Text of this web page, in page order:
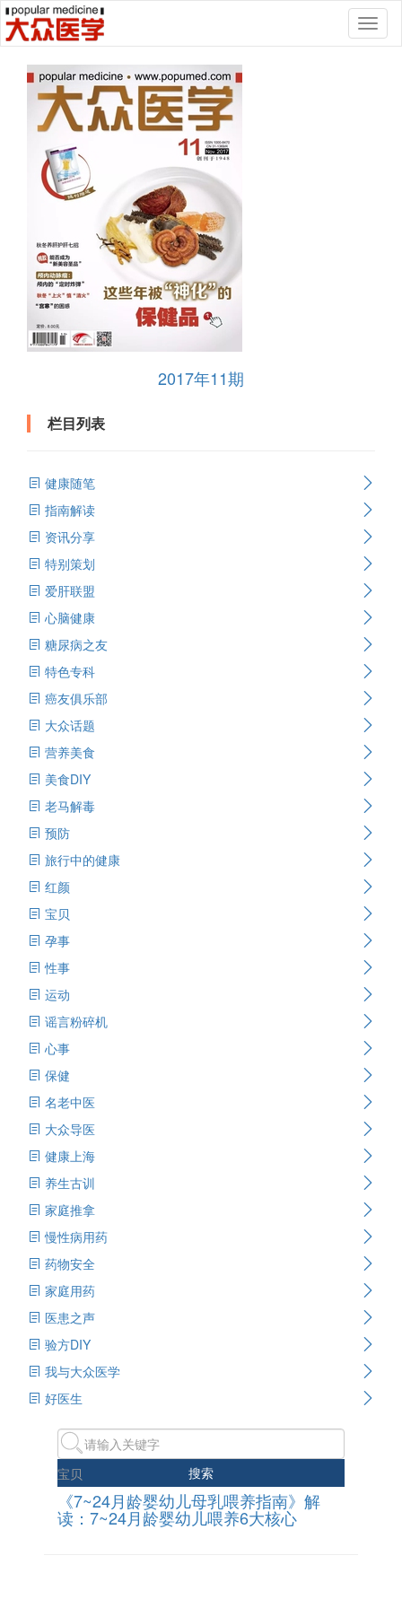
2017年11期
栏目列表
健康随笔
指南解读
资讯分享
特别策划
爱肝联盟
心脑健康
糖尿病之友
特色专科
癌友俱乐部
大众话题
营养美食
美食DIY
老马解毒
预防
旅行中的健康
红颜
宝贝
孕事
性事
运动
谣言粉碎机
心事
保健
名老中医
大众导医
健康上海
养生古训
家庭推拿
慢性病用药
药物安全
家庭用药
医患之声
验方DIY
我与大众医学
好医生
搜索
宝贝
《7~24月龄婴幼儿母乳喂养指南》解
读：7~24月龄婴幼儿喂养6大核心